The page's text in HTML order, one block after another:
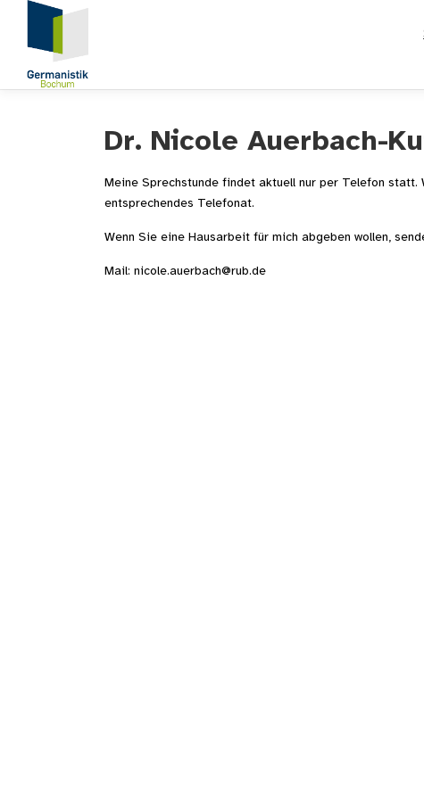
springen
Dr. Nicole Auerbach-
Meine Sprechstunde findet aktuell nur per Telefon statt.
entsprechendes Telefonat.
Wenn Sie eine Hausarbeit für mich abgeben wollen,
Mail: nicole.auerbach@rub.de